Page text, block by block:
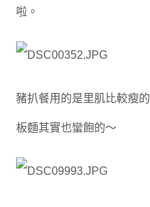
啦。
豬扒餐用的是里肌比較瘦
板麵其實也蠻飽的～